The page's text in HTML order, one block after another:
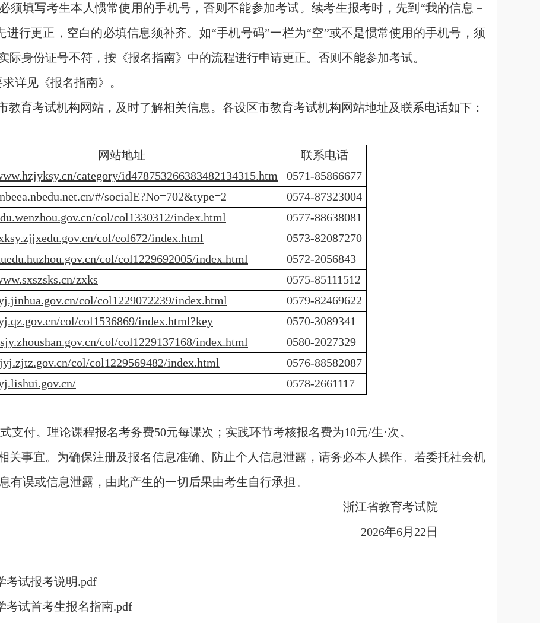
须填写考生本人惯常使用的手机号，否则不能参加考试。续考生报考时，先到“我的信息－
行更正，空白的必填信息须补齐。如“手机号码”一栏为“空”或不是惯常使用的手机号，须
际身份证号不符，按《报名指南》中的流程进行申请更正。否则不能参加考试。
详见《报名指南》。
教育考试机构网站，及时了解相关信息。各设区市教育考试机构网站地址及联系电话如下：
网站地址
联系电话
category/id478753266383482134315.htm
0571-85866677
#/socialE?No=702&type=2
0574-87323004
col/col1330312/index.html
0577-88638081
col/col672/index.html
0573-82087270
col/col1229692005/index.html
0572-2056843
zxks
0575-85111512
col/col1229072239/index.html
0579-82469622
col/col1536869/index.html?key
0570-3089341
col/col1229137168/index.html
0580-2027329
col/col1229569482/index.html
0576-88582087
0578-2661117
支付。理论课程报名考务费50元每课次；实践环节考核报名费为10元/生·次。
关事宜。为确保注册及报名信息准确、防止个人信息泄露，请务必本人操作。若委托社会机
有误或信息泄露，由此产生的一切后果由考生自行承担。
浙江省教育考试院
2026年6月22日
考试报考说明.pdf
考试首考生报名指南.pdf